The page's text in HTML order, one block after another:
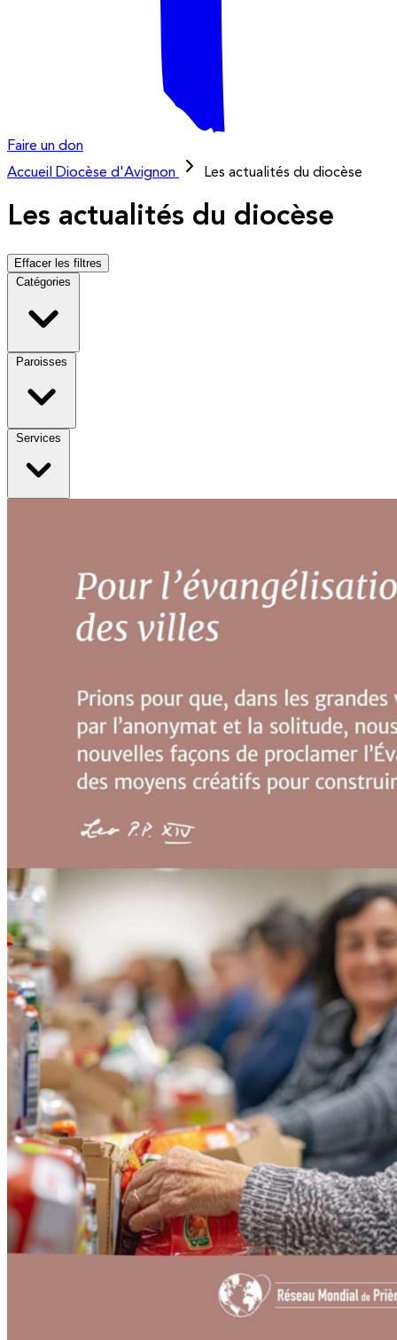
Faire un don
Accueil
Diocèse d'Avignon Les actualités du diocèse
Les actualités du diocèse
Effacer les filtres
Catégories
Paroisses
Services